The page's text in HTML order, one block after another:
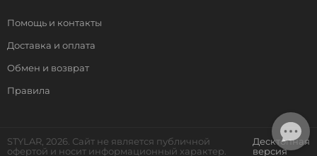
Помощь и контакты
Доставка и оплата
Обмен и возврат
Правила
STYLAR, 2026. Сайт не является публичной
офертой и носит информационный характер.
Десктопная
версия